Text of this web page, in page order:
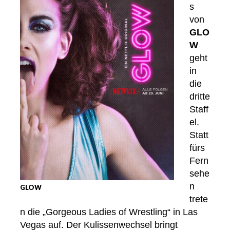
GLOW
s
von
GLO
W
geht
in
die
dritte
Staff
el.
Statt
fürs
Fern
sehe
n
trete
n die „Gorgeous Ladies of Wrestling“ in Las
Vegas auf. Der Kulissenwechsel bringt